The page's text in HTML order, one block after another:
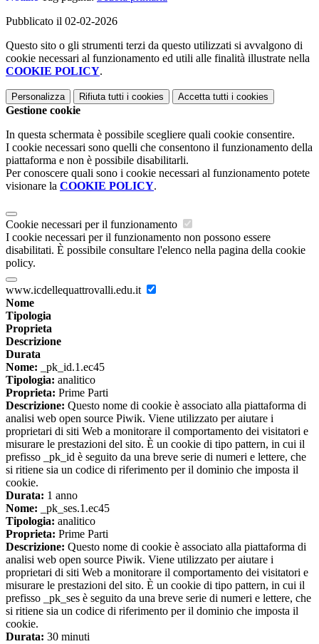
Pubblicato il 02-02-2026
Questo sito o gli strumenti terzi da questo utilizzati si avvalgono di
cookie necessari al funzionamento ed utili alle finalità illustrate nella
COOKIE POLICY.
Personalizza Rifiuta tutti i cookies Accetta tutti i cookies
Gestione cookie
In questa schermata è possibile scegliere quali cookie consentire.
I cookie necessari sono quelli che consentono il funzionamento della
piattaforma e non è possibile disabilitarli.
Per conoscere quali sono i cookie necessari al funzionamento potete
visionare la COOKIE POLICY.
Cookie necessari per il funzionamento
I cookie necessari per il funzionamento non possono essere
disabilitati. È possibile consultare l'elenco nella pagina della cookie
policy.
www.icdellequattrovalli.edu.it
Nome
Tipologia
Proprieta
Descrizione
Durata
Nome: _pk_id.1.ec45
Tipologia: analitico
Proprieta: Prime Parti
Descrizione: Questo nome di cookie è associato alla piattaforma di
analisi web open source Piwik. Viene utilizzato per aiutare i
proprietari di siti Web a monitorare il comportamento dei visitatori e
misurare le prestazioni del sito. È un cookie di tipo pattern, in cui il
prefisso _pk_id è seguito da una breve serie di numeri e lettere, che
si ritiene sia un codice di riferimento per il dominio che imposta il
cookie.
Durata: 1 anno
Nome: _pk_ses.1.ec45
Tipologia: analitico
Proprieta: Prime Parti
Descrizione: Questo nome di cookie è associato alla piattaforma di
analisi web open source Piwik. Viene utilizzato per aiutare i
proprietari di siti Web a monitorare il comportamento dei visitatori e
misurare le prestazioni del sito. È un cookie di tipo pattern, in cui il
prefisso _pk_ses è seguito da una breve serie di numeri e lettere, che
si ritiene sia un codice di riferimento per il dominio che imposta il
cookie.
Durata: 30 minuti